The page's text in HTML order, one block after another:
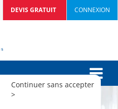
CONNEXION
DEVIS GRATUIT
Continuer sans accepter
>